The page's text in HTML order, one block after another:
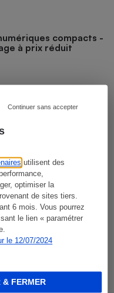
utilisent des
optimiser la
de sites tiers.
6 mois. Vous pourrez
le lien « paramétrer
le 12/07/2024
Continuer sans accepter
& FERMER
compacts -
à prix réduit
le réflex
pros
photo - Comment
?